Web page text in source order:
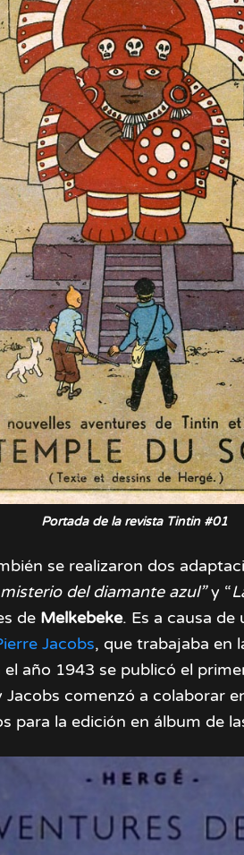
Portada de la revista Tintin #01
se realizaron dos
del diamante azul”y “
de Melkebeke. Es a causa de
Jacobs, que trabajaba en
el año 1943 se publicó el
comenzó a colaborar
para la edición en álbum de